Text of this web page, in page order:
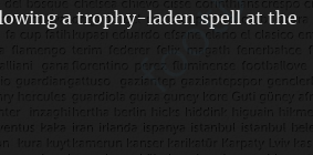
a trophy-laden spell at the